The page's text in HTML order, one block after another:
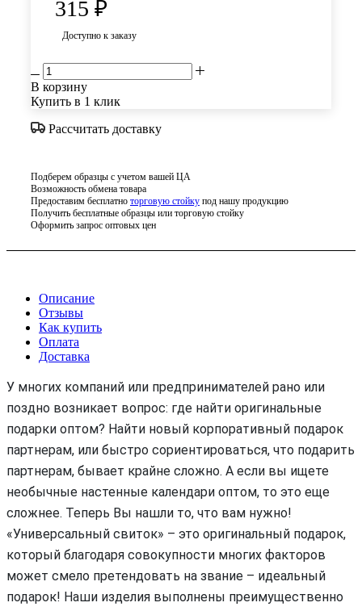
315 ₽
Доступно к заказу
В корзину
Купить в 1 клик
Рассчитать доставку
Подберем образцы с учетом вашей ЦА
Возможность обмена товара
Предоставим бесплатно торговую стойку под нашу продукцию
Получить бесплатные образцы или торговую стойку
Оформить запрос оптовых цен
Описание
Отзывы
Как купить
Оплата
Доставка
У многих компаний или предпринимателей рано или
поздно возникает вопрос: где найти оригинальные
подарки оптом? Найти новый корпоративный подарок
партнерам, или быстро сориентироваться, что подарить
партнерам, бывает крайне сложно. А если вы ищете
необычные настенные календари оптом, то это еще
сложнее. Теперь Вы нашли то, что вам нужно!
«Универсальный свиток» – это оригинальный подарок,
который благодаря совокупности многих факторов
может смело претендовать на звание – идеальный
подарок! Наши изделия выполнены преимущественно